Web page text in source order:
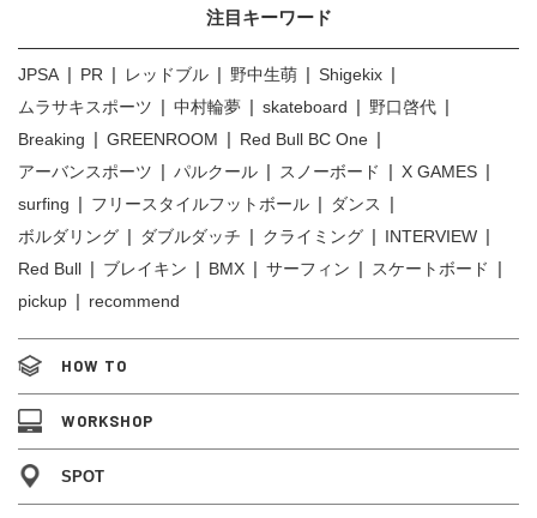
注目キーワード
JPSA PR レッドブル 野中生萌
Shigekix
ムラサキスポーツ
中村輪夢 skateboard
野口啓代
Breaking
GREENROOM
Red Bull BC One
アーバンスポーツ
パルクール スノーボード
X GAMES
surfing
フリースタイルフットボール
ダンス
ボルダリング
ダブルダッチ クライミング
INTERVIEW
Red Bull
ブレイキン BMX サーフィン
スケートボード
pickup
recommend
HOW TO
WORKSHOP
SPOT